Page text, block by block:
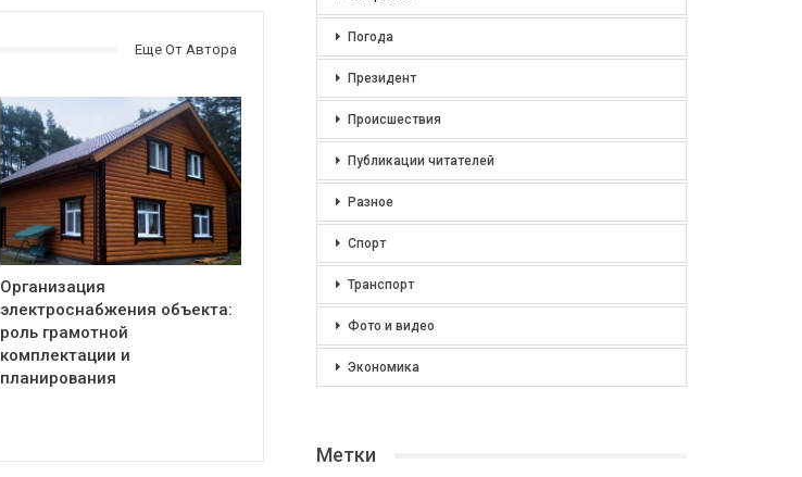
Еще От Автора
Организация
электроснабжения объекта:
роль грамотной
комплектации и
планирования
Погода
Президент
Происшествия
Публикации читателей
Разное
Спорт
Транспорт
Фото и видео
Экономика
Метки